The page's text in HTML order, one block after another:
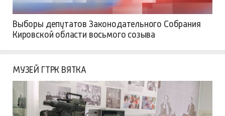
Выборы депутатов Законодательного Собрания
Кировской области восьмого созыва
МУЗЕЙ ГТРК ВЯТКА